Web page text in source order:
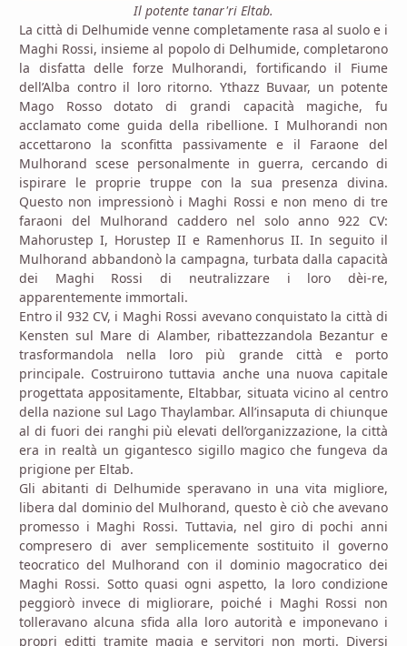
Il potente tanar'ri Eltab.
La città di Delhumide venne completamente rasa al suolo e i
Maghi Rossi, insieme al popolo di Delhumide, completarono
la disfatta delle forze Mulhorandi, fortificando il Fiume
dell’Alba contro il loro ritorno. Ythazz Buvaar, un potente
Mago Rosso dotato di grandi capacità magiche, fu
acclamato come guida della ribellione. I Mulhorandi non
accettarono la sconfitta passivamente e il Faraone del
Mulhorand scese personalmente in guerra, cercando di
ispirare le proprie truppe con la sua presenza divina.
Questo non impressionò i Maghi Rossi e non meno di tre
faraoni del Mulhorand caddero nel solo anno 922 CV:
Mahorustep I, Horustep II e Ramenhorus II. In seguito il
Mulhorand abbandonò la campagna, turbata dalla capacità
dei Maghi Rossi di neutralizzare i loro dèi-re,
apparentemente immortali.
Entro il 932 CV, i Maghi Rossi avevano conquistato la città di
Kensten sul Mare di Alamber, ribattezzandola Bezantur e
trasformandola nella loro più grande città e porto
principale. Costruirono tuttavia anche una nuova capitale
progettata appositamente, Eltabbar, situata vicino al centro
della nazione sul Lago Thaylambar. All’insaputa di chiunque
al di fuori dei ranghi più elevati dell’organizzazione, la città
era in realtà un gigantesco sigillo magico che fungeva da
prigione per Eltab.
Gli abitanti di Delhumide speravano in una vita migliore,
libera dal dominio del Mulhorand, questo è ciò che avevano
promesso i Maghi Rossi. Tuttavia, nel giro di pochi anni
compresero di aver semplicemente sostituito il governo
teocratico del Mulhorand con il dominio magocratico dei
Maghi Rossi. Sotto quasi ogni aspetto, la loro condizione
peggiorò invece di migliorare, poiché i Maghi Rossi non
tolleravano alcuna sfida alla loro autorità e imponevano i
propri editti tramite magia e servitori non morti. Diversi